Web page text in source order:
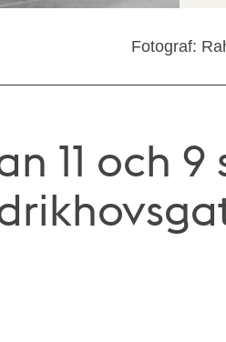
Fotograf:
11 och 9